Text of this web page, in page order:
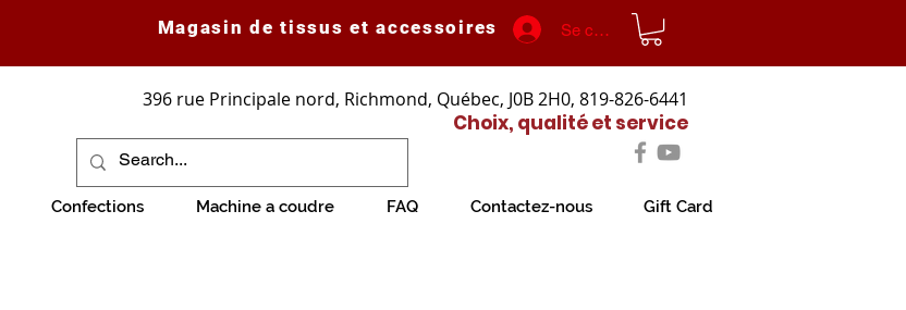
Magasin de tissus et accessoires Se connecter
396 rue Principale nord, Richmond, Québec, J0B 2H0, 819-826-6441
Choix, qualité et service
Confections Machine a coudre FAQ Contactez-nous Gift Card